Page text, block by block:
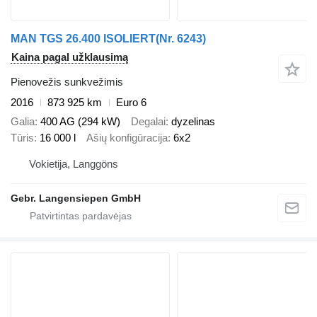
MAN TGS 26.400 ISOLIERT(Nr. 6243)
Kaina pagal užklausimą
Pienovežis sunkvežimis
2016
873 925 km
Euro 6
Galia 400 AG (294 kW) Degalai dyzelinas
Tūris 16 000 l Ašių konfigūracija 6x2
Vokietija, Langgöns
Gebr. Langensiepen GmbH